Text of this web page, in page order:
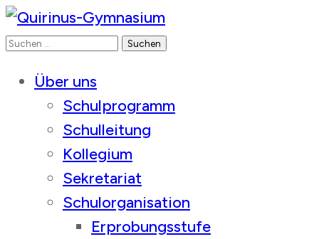
Quirinus-Gymnasium
Suchen
Über uns
Schulprogramm
Schulleitung
Kollegium
Sekretariat
Schulorganisation
Erprobungsstufe